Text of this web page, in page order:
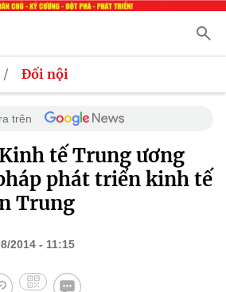
/ Đối nội
trên
tế Trung ương
phát triển kinh tế
Trung
2014 - 11:15